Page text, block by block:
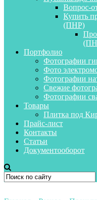
Вопрос-
Купить
(ПНР)
Портфолио
Фотографии
Фото
Фотографии
Свежие
Фотографии
Товары
Плитка под
Прайс-лист
Контакты
Статьи
Документооборот